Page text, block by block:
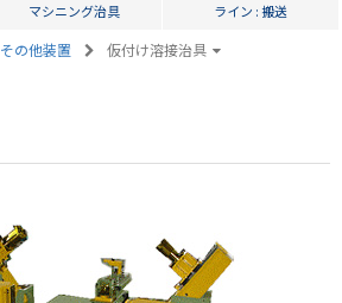
マシニング治具 ライン : 搬送
その他装置 仮付け溶接治具